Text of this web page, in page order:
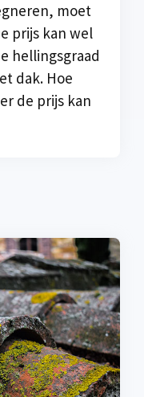
moet
prijs kan wel
hellingsgraad
dak. Hoe
de prijs kan